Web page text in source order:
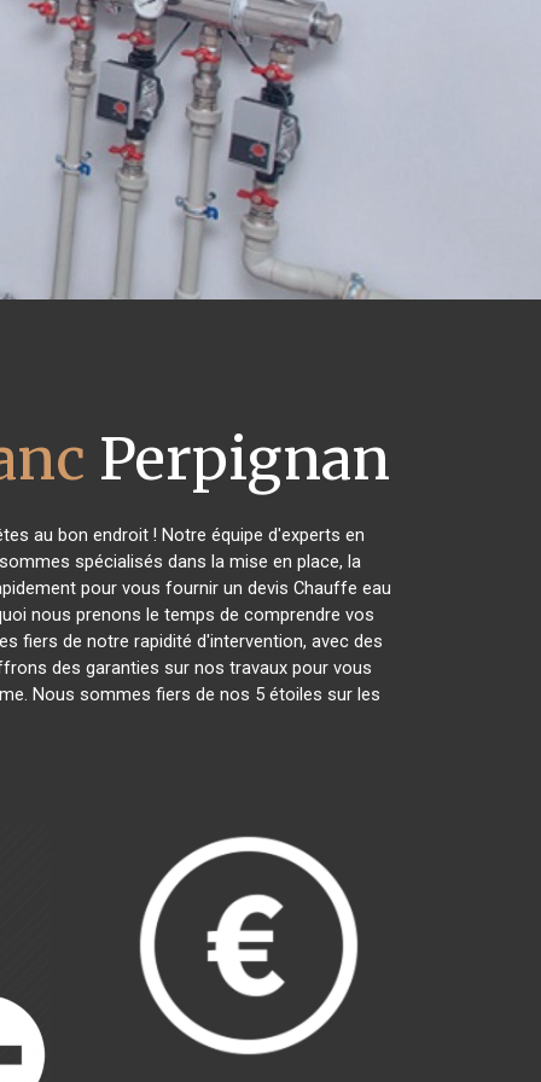
Perpignan
au bon endroit ! Notre équipe d'experts en
spécialisés dans la mise en place, la
pour vous fournir un devis Chauffe eau
nous prenons le temps de comprendre vos
fiers de notre rapidité d'intervention, avec des
des garanties sur nos travaux pour vous
Nous sommes fiers de nos 5 étoiles sur les